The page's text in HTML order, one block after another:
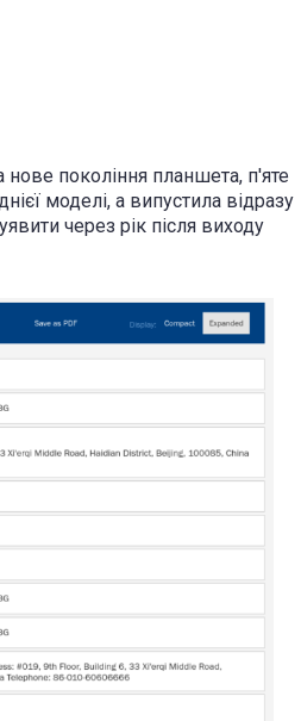
нове покоління планшета, п'яте
моделі, а випустила відразу
через рік після виходу